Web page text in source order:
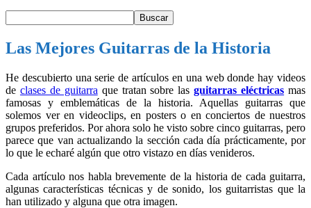
Las Mejores Guitarras de la Historia
He descubierto una serie de artículos en una web donde hay videos
de clases de guitarra que tratan sobre lasguitarras eléctricas mas
famosas y emblemáticas de la historia. Aquellas guitarras que
solemos ver en videoclips, en posters o en conciertos de nuestros
grupos preferidos. Por ahora solo he visto sobre cinco guitarras, pero
parece que van actualizando la sección cada día prácticamente, por
lo que le echaré algún que otro vistazo en días venideros.
Cada artículo nos habla brevemente de la historia de cada guitarra,
algunas características técnicas y de sonido, los guitarristas que la
han utilizado y alguna que otra imagen.